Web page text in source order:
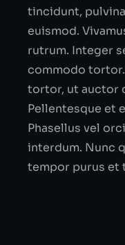
tincidunt,
euismod.
rutrum. Integer
commodo
tortor, ut auctor
Pellentesque et
Phasellus vel
interdum. Nunc
tempor purus et